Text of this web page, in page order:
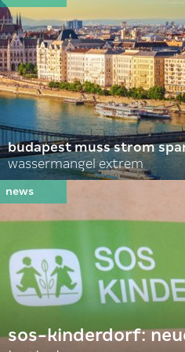
budapest muss strom
wassermangel extrem
sos-kinderdorf: